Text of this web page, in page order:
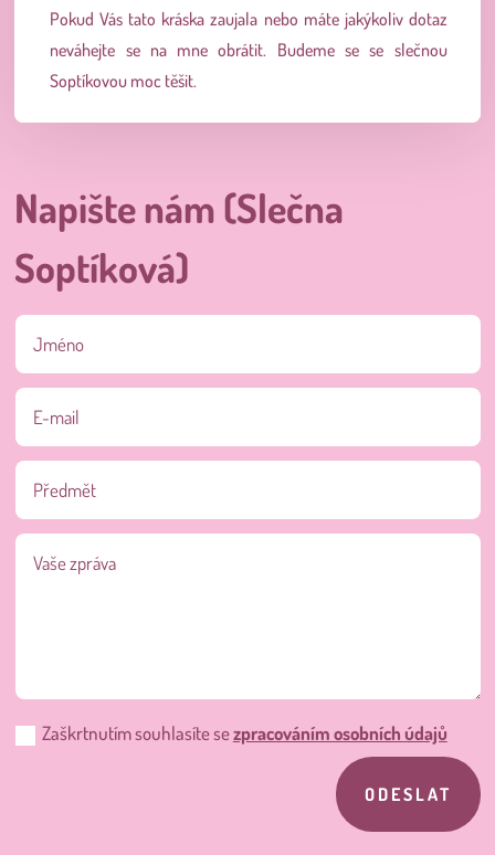
Pokud Vás tato kráska zaujala nebo máte jakýkoliv dotaz
neváhejte se na mne obrátit. Budeme se se slečnou
Soptíkovou moc těšit.
Napište nám (Slečna
Soptíková)
Zaškrtnutím souhlasíte sezpracováním osobních údajů
ODESLAT